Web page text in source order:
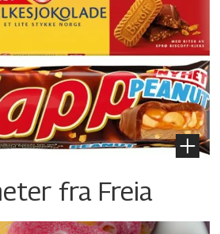
fra Freia